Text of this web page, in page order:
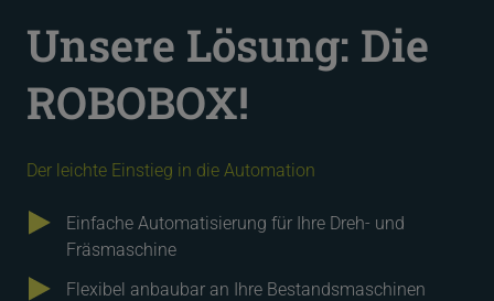
Unsere Lösung: Die
ROBOBOX!
Der leichte Einstieg in die Automation
Einfache Automatisierung für Ihre Dreh- und
Fräsmaschine
Flexibel anbaubar an Ihre Bestandsmaschinen